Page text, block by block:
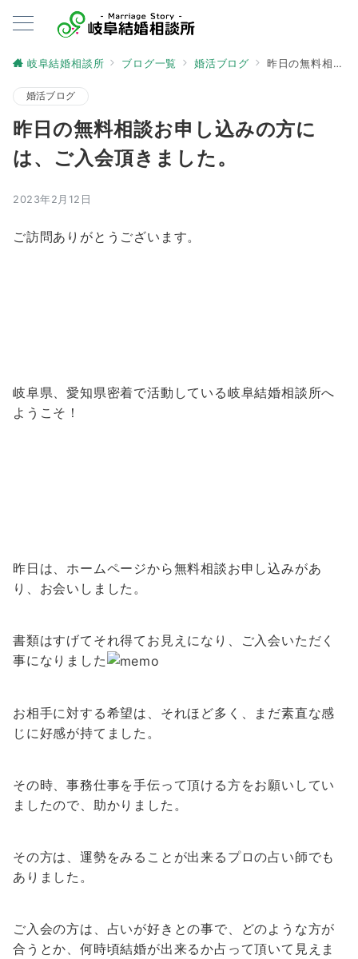
岐阜結婚相談所 ブログ一覧 婚活ブログ 昨日の無料相談お申し込みの方には、ご入会頂きました。
婚活ブログ
昨日の無料相談お申し込みの方に
は、ご入会頂きました。
2023年2月12日
ご訪問ありがとうございます。
岐阜県、愛知県密着で活動している岐阜結婚相談所へ
ようこそ！
昨日は、ホームページから無料相談お申し込みがあ
り、お会いしました。
書類はすげてそれ得てお見えになり、ご入会いただく
事になりました
お相手に対する希望は、それほど多く、まだ素直な感
じに好感が持てました。
その時、事務仕事を手伝って頂ける方をお願いしてい
ましたので、助かりました。
その方は、運勢をみることが出来るプロの占い師でも
ありました。
ご入会の方は、占いが好きとの事で、どのような方が
合うとか、何時頃結婚が出来るか占って頂いて見えま